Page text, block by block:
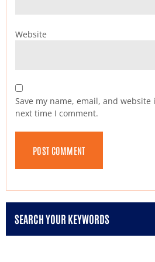
Website
Save my name, email, and
next time I comment.
SEARCH YOUR KEYWORDS